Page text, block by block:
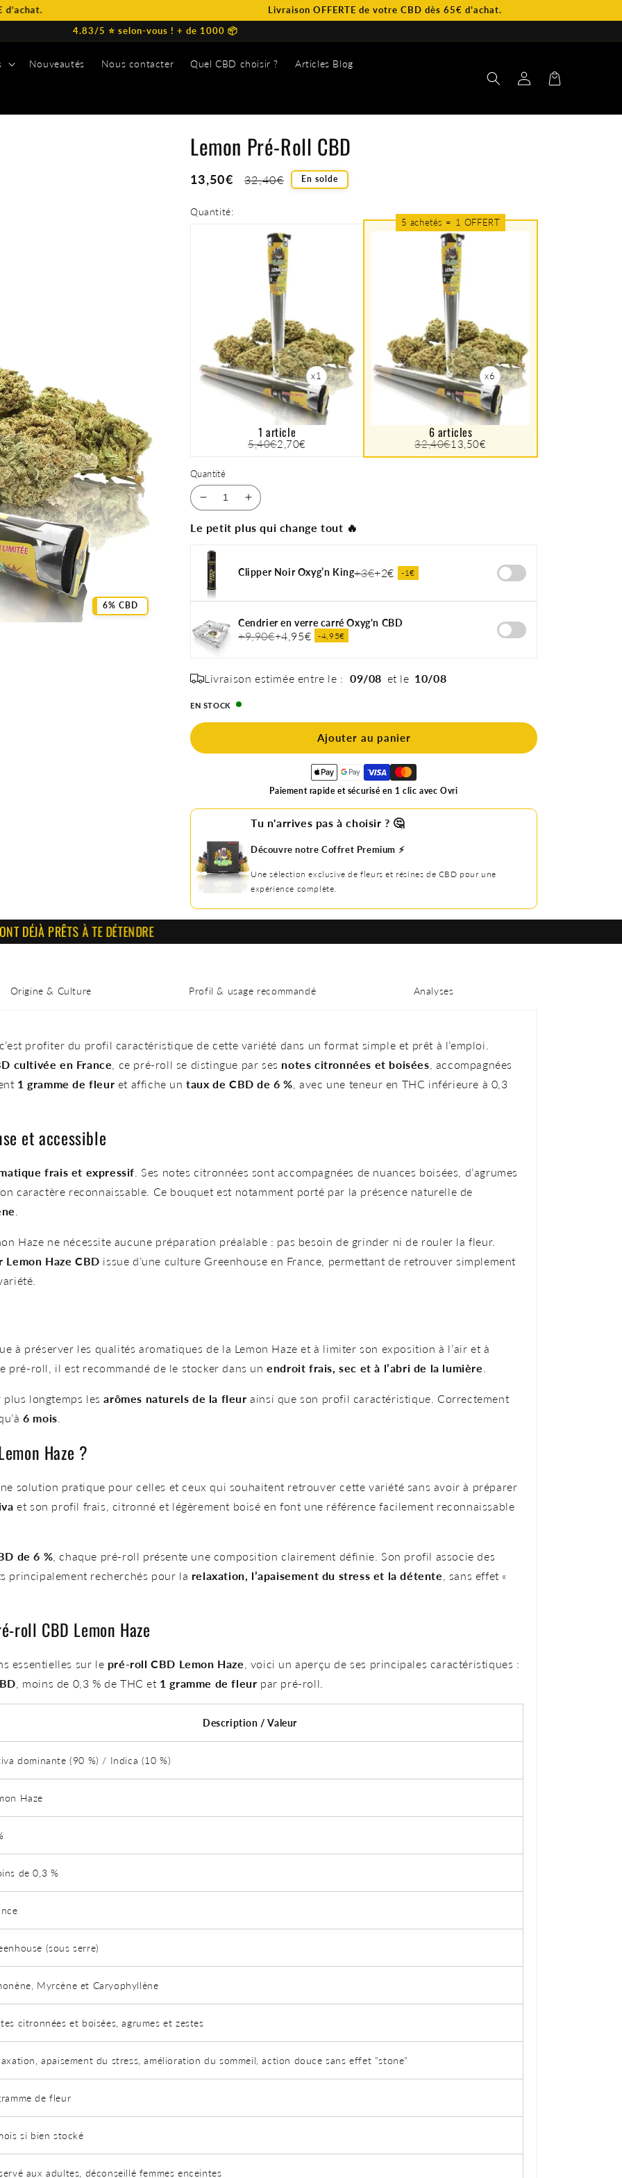
Livraison OFFERTE de votre CBD dès 65€ d’achat.
4.83/5 ⭐️ selon-vous ! + de 1000 📦
Nouveautés Nous contacter Quel CBD choisir ? Articles Blog
Connexion Panier
6% CBD
Lemon Pré-Roll CBD
Prix
13,50€
Prix
32,40€ En solde
Quantité:
x1
1 article
5,40€2,70€
5 achetés = 1 OFFERT
x6
6 articles
32,40€13,50€
Quantité
Réduire
quantité
de
Lemon
Pré-
Roll
Augmenter
quantité
Pré-
Le petit plus qui change tout 🔥
Clipper Noir Oxyg’n King+3€+2€ -1€
Cendrier en verre carré Oxyg'n CBD
+9,90€+4,95€ -4,95€
Livraison estimée entre le : 09/08 et le 10/08
EN STOCK
Ajouter au panier
Paiement rapide et sécurisé en 1 clic avec Ovri
Tu n'arrives pas à choisir ? 🤔
Découvre notre Coffret Premium ⚡️
Une sélection exclusive de fleurs et résines de CBD pour une
expérience complète.
À TE DÉTENDRE
Origine & Culture Profil & usage recommandé Analyses
, c’est profiter du profil caractéristique de cette variété dans un format simple et prêt à l’emploi.
cultivée en France , ce pré-roll se distingue par ses notes citronnées et boisées , accompagnées
1 gramme de fleur et affiche untaux de CBD de 6 % , avec une teneur en THC inférieure à 0,3
et accessible
frais et expressif . Ses notes citronnées sont accompagnées de nuances boisées, d’agrumes
caractère reconnaissable. Ce bouquet est notamment porté par la présence naturelle de
Haze ne nécessite aucune préparation préalable : pas besoin de grinder ni de rouler la fleur.
Lemon Haze CBD issue d’une culture Greenhouse en France, permettant de retrouver simplement
à préserver les qualités aromatiques de la Lemon Haze et à limiter son exposition à l’air et à
pré-roll, il est recommandé de le stocker dans unendroit frais, sec et à l’abri de la lumière
plus longtemps lesarômes naturels de la fleur ainsi que son profil caractéristique. Correctement
6 mois
Haze ?
solution pratique pour celles et ceux qui souhaitent retrouver cette variété sans avoir à préparer
et son profil frais, citronné et légèrement boisé en font une référence facilement reconnaissable
de 6 % , chaque pré-roll présente une composition clairement définie. Son profil associe des
principalement recherchés pour la relaxation, l’apaisement du stress et la détente , sans effet «
roll CBD Lemon Haze
essentielles sur le pré-roll CBD Lemon Haze , voici un aperçu de ses principales caractéristiques :
, moins de 0,3 % de THC et 1 gramme de fleur par pré-roll.
Description / Valeur
dominante (90 %) / Indica (10 %)
Haze
de 0,3 %
(sous serre)
Myrcène et Caryophyllène
citronnées et boisées, agrumes et zestes
apaisement du stress, amélioration du sommeil, action douce sans effet "stone"
de fleur
si bien stocké
aux adultes, déconseillé femmes enceintes